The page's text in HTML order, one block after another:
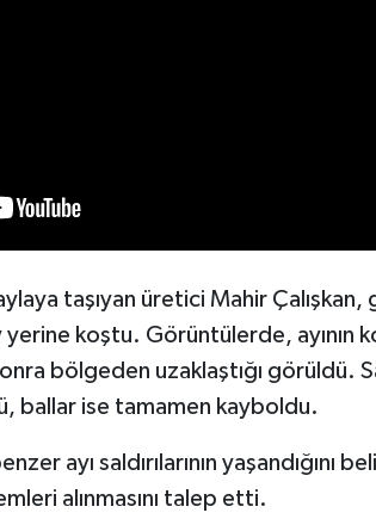
taşıyan üretici Mahir
koştu. Görüntülerde, ayının
bölgeden uzaklaştığı görüldü.
ballar ise tamamen kayboldu.
ayı saldırılarının yaşandığını
alınmasını talep etti.